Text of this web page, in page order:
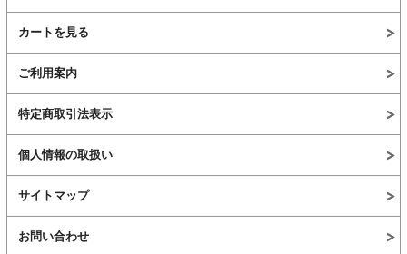
カートを見る
ご利用案内
特定商取引法表示
個人情報の取扱い
サイトマップ
お問い合わせ